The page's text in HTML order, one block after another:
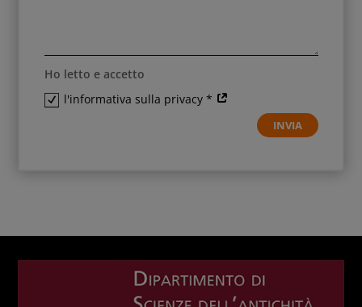
Ho letto e accetto
l'informativa sulla privacy *
INVIA